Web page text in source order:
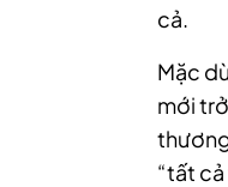
cả.
Mặc
mới
“tất